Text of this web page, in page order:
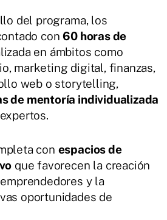
del programa, los
con60 horas de
en ámbitos como
marketing digital, finanzas,
web o storytelling,
de mentoría individualizada
con espacios de
que favorecen la creación
y la
oportunidades de